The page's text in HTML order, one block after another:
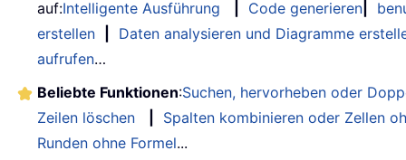
auf:Intelligente Ausführung Code generieren
erstellen
Daten analysieren und Diagramme
aufrufen…
Beliebte Funktionen:Suchen, hervorheben oder
Zeilen löschen
Spalten kombinieren oder Zellen
Runden ohne Formel...